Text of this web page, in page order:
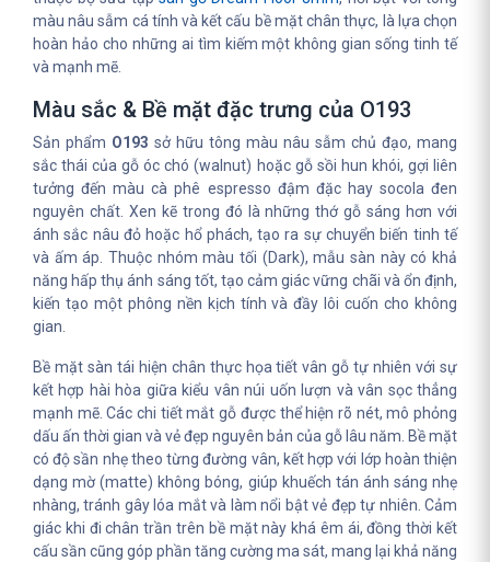
màu nâu sẫm cá tính và kết cấu bề mặt chân thực, là lựa chọn
hoàn hảo cho những ai tìm kiếm một không gian sống tinh tế
và mạnh mẽ.
Màu sắc & Bề mặt đặc trưng của O193
Sản phẩm O193 sở hữu tông màu nâu sẫm chủ đạo, mang
sắc thái của gỗ óc chó (walnut) hoặc gỗ sồi hun khói, gợi liên
tưởng đến màu cà phê espresso đậm đặc hay socola đen
nguyên chất. Xen kẽ trong đó là những thớ gỗ sáng hơn với
ánh sắc nâu đỏ hoặc hổ phách, tạo ra sự chuyển biến tinh tế
và ấm áp. Thuộc nhóm màu tối (Dark), mẫu sàn này có khả
năng hấp thụ ánh sáng tốt, tạo cảm giác vững chãi và ổn định,
kiến tạo một phông nền kịch tính và đầy lôi cuốn cho không
gian.
Bề mặt sàn tái hiện chân thực họa tiết vân gỗ tự nhiên với sự
kết hợp hài hòa giữa kiểu vân núi uốn lượn và vân sọc thẳng
mạnh mẽ. Các chi tiết mắt gỗ được thể hiện rõ nét, mô phỏng
dấu ấn thời gian và vẻ đẹp nguyên bản của gỗ lâu năm. Bề mặt
có độ sần nhẹ theo từng đường vân, kết hợp với lớp hoàn thiện
dạng mờ (matte) không bóng, giúp khuếch tán ánh sáng nhẹ
nhàng, tránh gây lóa mắt và làm nổi bật vẻ đẹp tự nhiên. Cảm
giác khi đi chân trần trên bề mặt này khá êm ái, đồng thời kết
cấu sần cũng góp phần tăng cường ma sát, mang lại khả năng